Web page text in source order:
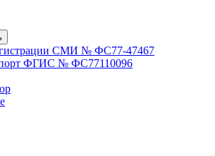
СМИ № ФС77-47467
ФГИС № ФС77110096